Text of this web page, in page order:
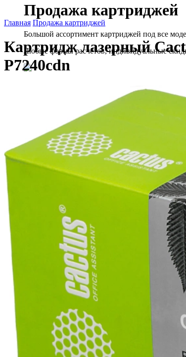
Продажа картриджей
Большой ассортимент картриджей под все
Любые формы расчётов, индивидуальные
Сотрудничество с
Компания G&G объявляет о
сервисных центров на
Первым партнёром по сервису в
«Устройства печати» G&G стал
(ООО «Мастер-Сервис»)
>24
лет на рынке обслуживания оргтехники и поставок
>15
сертифицированных специалистов по ремонту и
>5000
наименований расходных материалов, запчастей и
Главная Продажа картриджей
Картридж лазерный
P7240cdn